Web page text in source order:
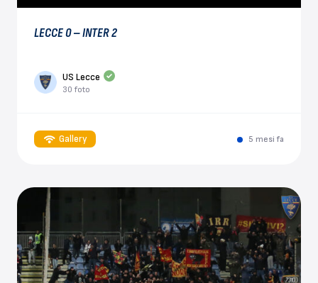
LECCE 0 – INTER 2
US Lecce
30 foto
Gallery 5 mesi fa